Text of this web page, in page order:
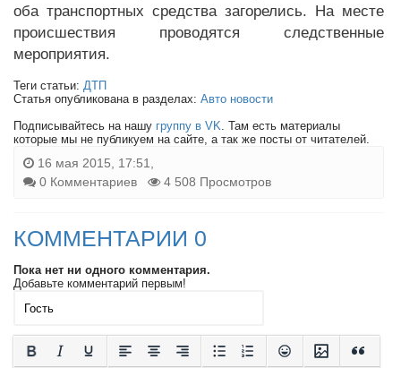
оба транспортных средства загорелись. На месте
происшествия проводятся следственные
мероприятия.
Теги статьи: ДТП
Статья опубликована в разделах: Авто новости
Подписывайтесь на нашу группу в VK. Там есть материалы
которые мы не публикуем на сайте, а так же посты от читателей.
16 мая 2015, 17:51,
0 Комментариев
4 508 Просмотров
КОММЕНТАРИИ 0
Пока нет ни одного комментария.
Добавьте комментарий первым!